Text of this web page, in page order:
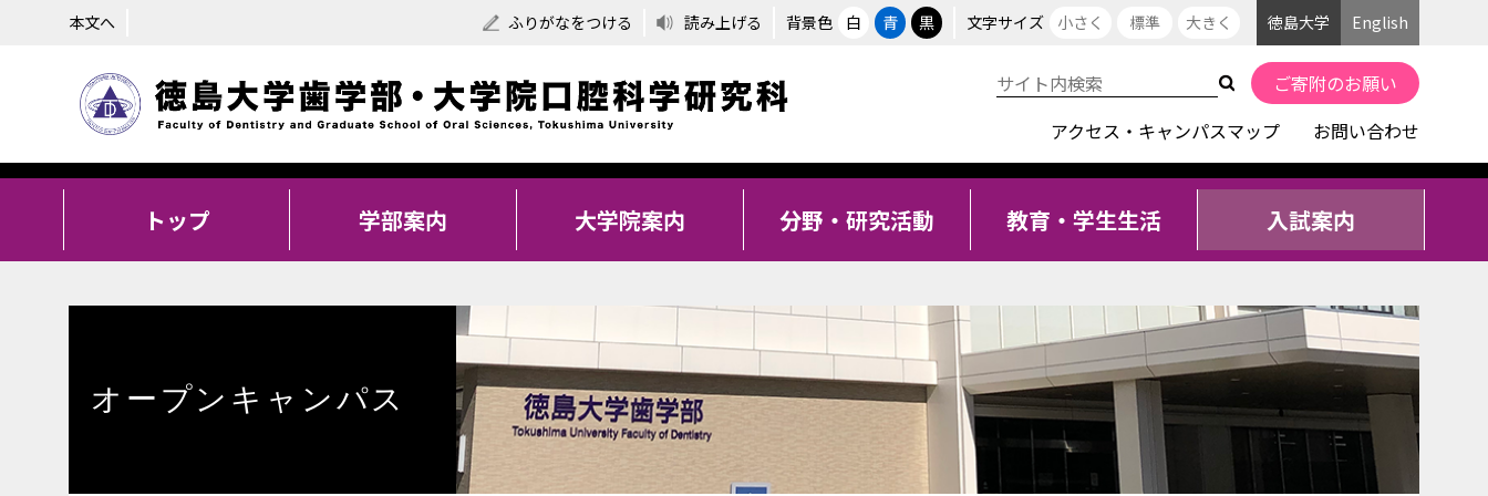
本文へ ふりがなをつける 読み上げる 背景色 白 青 黒 文字サイズ 小さく 標準 大きく 徳島大学 English
ご寄附のお願い
アクセス・キャンパスマップ
お問い合わせ
トップ 学部案内 大学院案内 分野・研究活動 教育・学生生活 入試案内
オープンキャンパス